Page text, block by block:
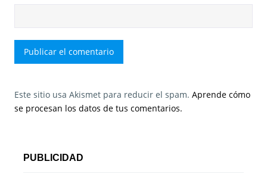
Este sitio usa Akismet para reducir el spam. Aprende cómo
se procesan los datos de tus comentarios.
PUBLICIDAD